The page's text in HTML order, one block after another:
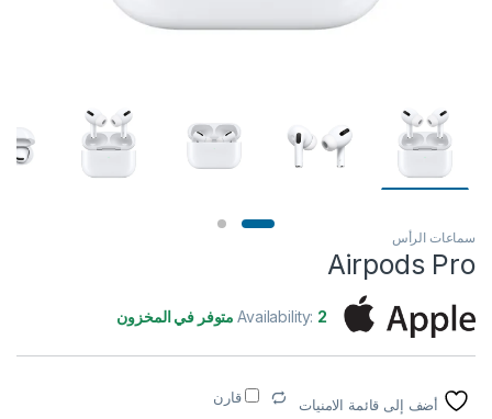
سماعات الرأس
Airpods Pro
Availability: 2 متوفر في المخزون
أضف إلى قائمة الامنيات قارن